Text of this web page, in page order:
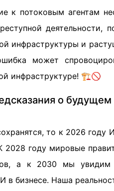
к потоковым агентам
деятельности,
инфраструктуры и
может
инфраструктуре! 🏗️🚫
о
то к 2026 году
году мировые
а к 2030 мы увидим
в бизнесе. Наша